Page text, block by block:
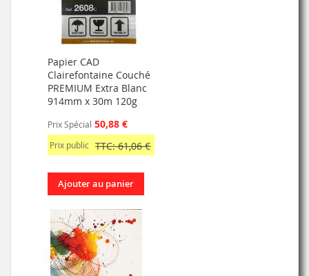
Papier CAD
Clairefontaine Couché
PREMIUM Extra Blanc
914mm x 30m 120g
Prix Spécial 50,88 €
Prix public TTC: 61,06 €
Ajouter au panier